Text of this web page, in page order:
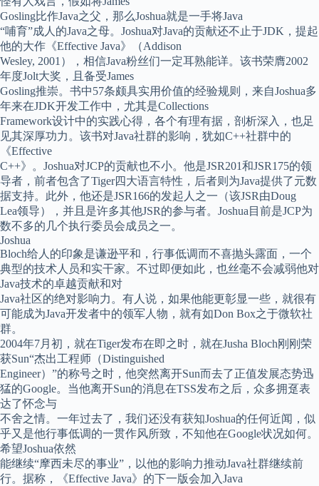
Gosling比作Java之父，那么Joshua就是一手将Java
“哺育”成人的Java之母。Joshua对Java的贡献还不止于JDK，提起
他的大作《Effective Java》（Addison
Wesley, 2001），相信Java粉丝们一定耳熟能详。该书荣膺2002
年度Jolt大奖，且备受James
Gosling推崇。书中57条颇具实用价值的经验规则，来自Joshua多
年来在JDK开发工作中，尤其是Collections
Framework设计中的实践心得，各个有理有据，剖析深入，也足
见其深厚功力。该书对Java社群的影响，犹如C++社群中的
《Effective
C++》。Joshua对JCP的贡献也不小。他是JSR201和JSR175的领
导者，前者包含了Tiger四大语言特性，后者则为Java提供了元数
据支持。此外，他还是JSR166的发起人之一（该JSR由Doug
Lea领导），并且是许多其他JSR的参与者。Joshua目前是JCP为
数不多的几个执行委员会成员之一。
Joshua
Bloch给人的印象是谦逊平和，行事低调而不喜抛头露面，一个
典型的技术人员和实干家。不过即便如此，也丝毫不会减弱他对
Java技术的卓越贡献和对
Java社区的绝对影响力。有人说，如果他能更彰显一些，就很有
可能成为Java开发者中的领军人物，就有如Don Box之于微软社
群。
2004年7月初，就在Tiger发布在即之时，就在Jusha Bloch刚刚荣
获Sun“杰出工程师（Distinguished
Engineer）”的称号之时，他突然离开Sun而去了正值发展态势迅
猛的Google。当他离开Sun的消息在TSS发布之后，众多拥趸表
达了怀念与
不舍之情。一年过去了，我们还没有获知Joshua的任何近闻，似
乎又是他行事低调的一贯作风所致，不知他在Google状况如何。
希望Joshua依然
能继续“摩西未尽的事业”，以他的影响力推动Java社群继续前
行。据称，《Effective Java》的下一版会加入Java